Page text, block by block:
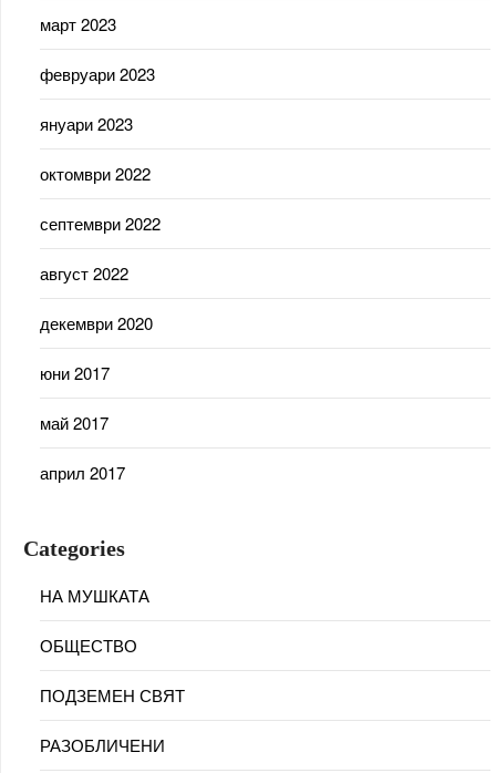
март 2023
февруари 2023
януари 2023
октомври 2022
септември 2022
август 2022
декември 2020
юни 2017
май 2017
април 2017
Categories
НА МУШКАТА
ОБЩЕСТВО
ПОДЗЕМЕН СВЯТ
РАЗОБЛИЧЕНИ